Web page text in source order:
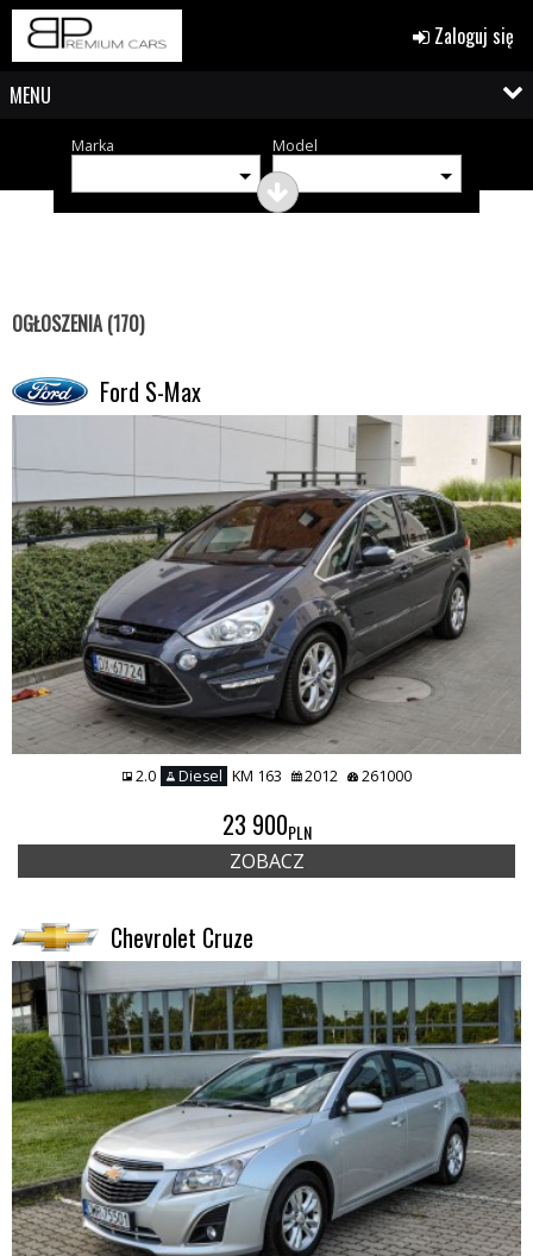
Zaloguj się
MENU
Marka Model
OGŁOSZENIA (170)
Ford S-Max
2.0 Diesel KM 163 2012 261000
23 900PLN
ZOBACZ
Chevrolet Cruze